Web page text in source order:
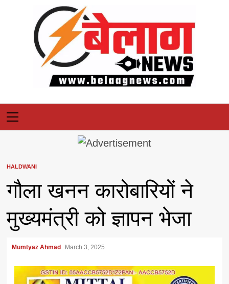
Primary
Menu
HALDWANI
गौला खनन कारोबारियों ने
मुख्यमंत्री को ज्ञापन भेजा
Mumtyaz Ahmad March 3, 2025